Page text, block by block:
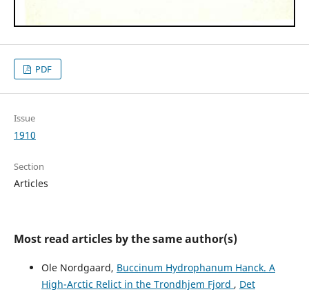
PDF
Issue
1910
Section
Articles
Most read articles by the same author(s)
Ole Nordgaard, Buccinum Hydrophanum Hanck. A
High-Arctic Relict in the Trondhjem Fjord , Det